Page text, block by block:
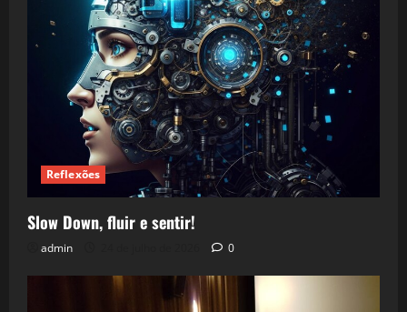
Reflexões
Slow Down, fluir e sentir!
admin 0